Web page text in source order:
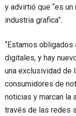
y advirtió que “es
industria grafica”.
“Estamos obligados
digitales, y hay
una exclusividad de
consumidores de
noticias y marcan la
través de las redes